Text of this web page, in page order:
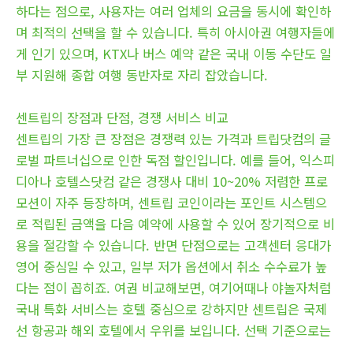
하다는 점으로, 사용자는 여러 업체의 요금을 동시에 확인하
며 최적의 선택을 할 수 있습니다. 특히 아시아권 여행자들에
게 인기 있으며, KTX나 버스 예약 같은 국내 이동 수단도 일
부 지원해 종합 여행 동반자로 자리 잡았습니다.
센트립의 장점과 단점, 경쟁 서비스 비교
센트립의 가장 큰 장점은 경쟁력 있는 가격과 트립닷컴의 글
로벌 파트너십으로 인한 독점 할인입니다. 예를 들어, 익스피
디아나 호텔스닷컴 같은 경쟁사 대비 10~20% 저렴한 프로
모션이 자주 등장하며, 센트립 코인이라는 포인트 시스템으
로 적립된 금액을 다음 예약에 사용할 수 있어 장기적으로 비
용을 절감할 수 있습니다. 반면 단점으로는 고객센터 응대가
영어 중심일 수 있고, 일부 저가 옵션에서 취소 수수료가 높
다는 점이 꼽히죠. 여권 비교해보면, 여기어때나 야놀자처럼
국내 특화 서비스는 호텔 중심으로 강하지만 센트립은 국제
선 항공과 해외 호텔에서 우위를 보입니다. 선택 기준으로는